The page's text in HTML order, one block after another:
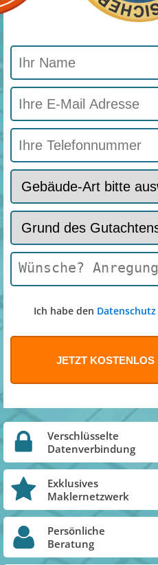
Ich habe den Datenschutz
Verschlüsselte
Datenverbindung
Exklusives
Maklernetzwerk
Persönliche
Beratung